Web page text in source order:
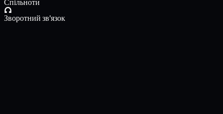
Спільноти
Зворотний зв'язок